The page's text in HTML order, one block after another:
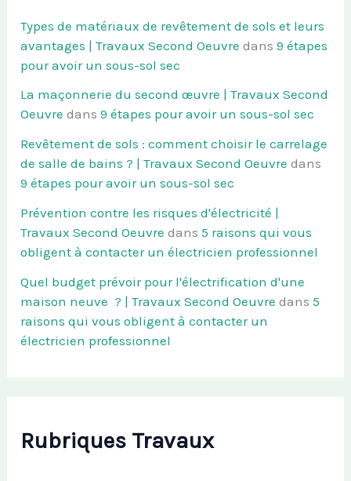
Types de matériaux de revêtement de sols et leurs
avantages | Travaux Second Oeuvre dans9 étapes
pour avoir un sous-sol sec
La maçonnerie du second œuvre | Travaux Second
Oeuvre dans9 étapes pour avoir un sous-sol sec
Revêtement de sols : comment choisir le carrelage
de salle de bains ? | Travaux Second Oeuvre dans
9 étapes pour avoir un sous-sol sec
Prévention contre les risques d'électricité |
Travaux Second Oeuvre dans5 raisons qui vous
obligent à contacter un électricien professionnel
Quel budget prévoir pour l'électrification d'une
maison neuve ? | Travaux Second Oeuvre dans5
raisons qui vous obligent à contacter un
électricien professionnel
Rubriques Travaux